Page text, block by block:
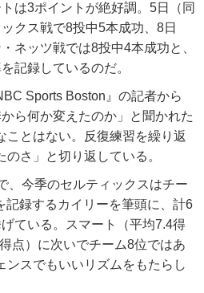
は3ポイントが絶好調。5日（同
クス戦で8投中5本成功、8日
ネッツ戦では8投中4本成功と、
記録しているのだ。
Sports Boston』の記者から
ら何か変えたのか」と聞かれた
ことはない。反復練習を繰り返
さ」と切り返している。
今季のセルティックスはチー
記録するカイリーを筆頭に、計6
ている。スマート（平均7.4得
点）に次いでチーム8位ではあ
ンスでもいいリズムをもたらし